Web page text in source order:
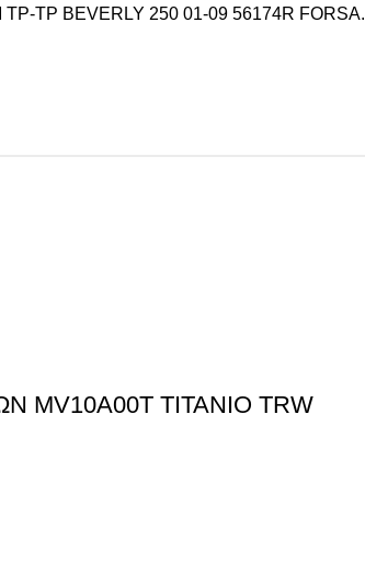
ΤΡ BEVERLY 250 01-09 56174R FORSA.
ΤΙΤΑΝΙΟ TRW